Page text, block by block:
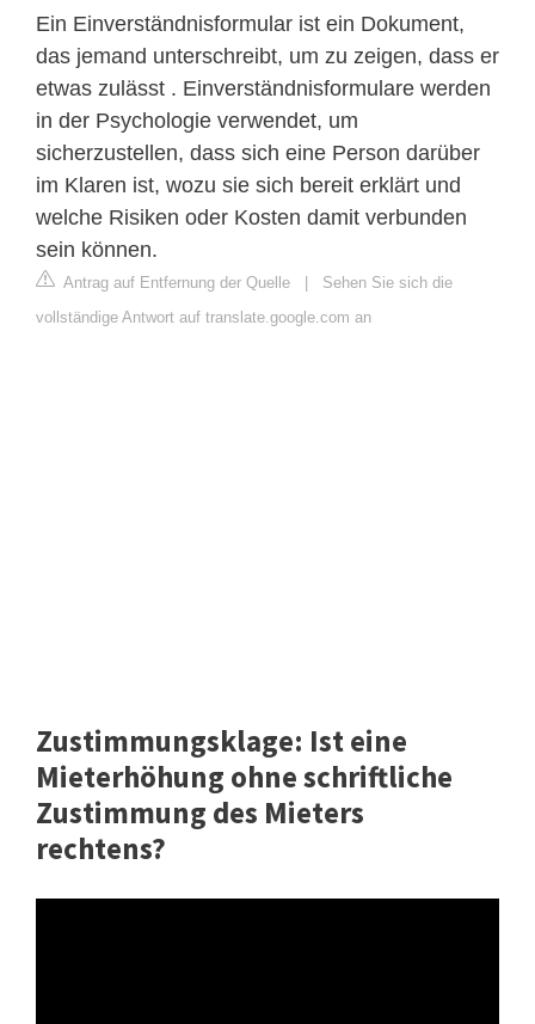
Ein Einverständnisformular ist ein Dokument,
das jemand unterschreibt, um zu zeigen, dass er
etwas zulässt . Einverständnisformulare werden
in der Psychologie verwendet, um
sicherzustellen, dass sich eine Person darüber
im Klaren ist, wozu sie sich bereit erklärt und
welche Risiken oder Kosten damit verbunden
sein können.
Antrag auf Entfernung der Quelle
Sehen Sie sich die
vollständige Antwort auf translate.google.com an
Zustimmungsklage: Ist eine
Mieterhöhung ohne schriftliche
Zustimmung des Mieters
rechtens?